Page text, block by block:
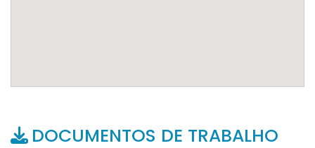
DOCUMENTOS DE TRABALHO